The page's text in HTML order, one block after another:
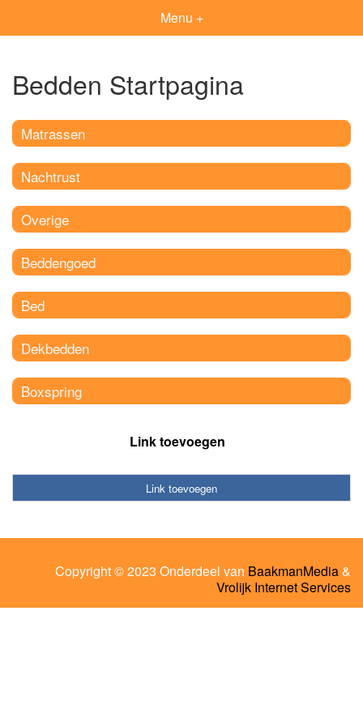
Menu +
Bedden Startpagina
Matrassen
Nachtrust
Overige
Beddengoed
Bed
Dekbedden
Boxspring
Link toevoegen
Link toevoegen
Copyright © 2023 Onderdeel van BaakmanMedia&
Vrolijk Internet Services